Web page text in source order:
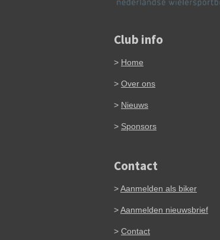
Club info
> Home
> Over ons
> Nieuws
> Sponsors
Contact
>Aanmelden als biker
>Aanmelden nieuwsbrief
> Contact